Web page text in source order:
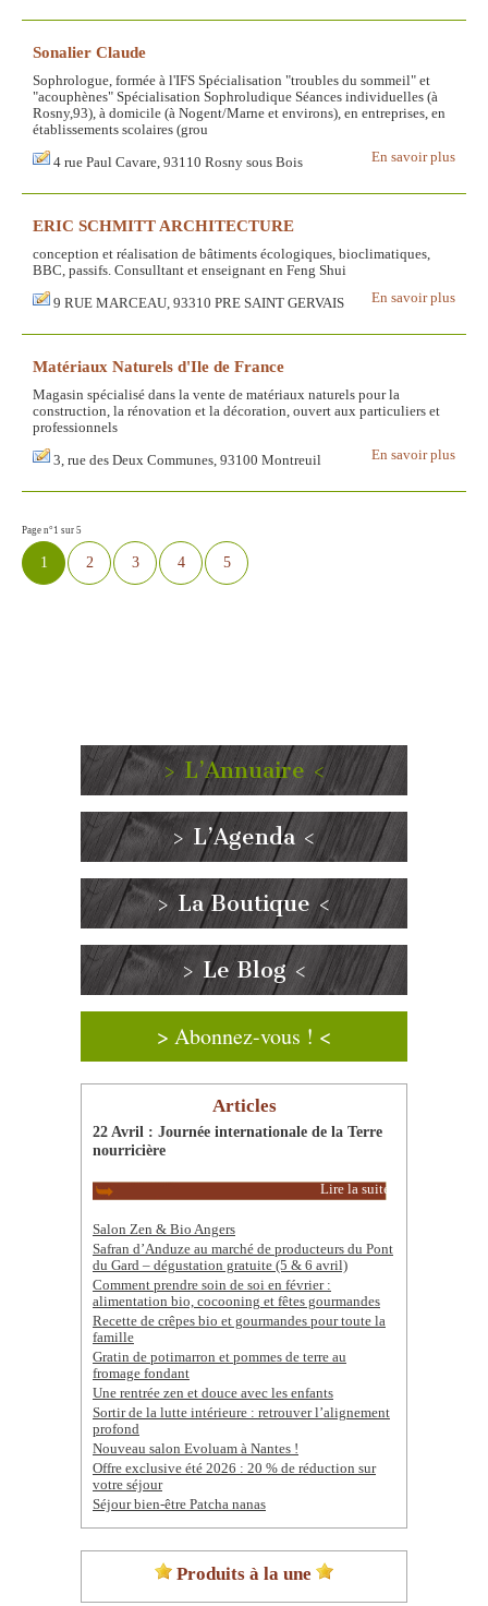
Sonalier Claude
Sophrologue, formée à l'IFS Spécialisation "troubles du sommeil" et
"acouphènes" Spécialisation Sophroludique Séances individuelles (à
Rosny,93), à domicile (à Nogent/Marne et environs), en entreprises, en
établissements scolaires (grou
En savoir plus
4 rue Paul Cavare, 93110 Rosny sous Bois
ERIC SCHMITT ARCHITECTURE
conception et réalisation de bâtiments écologiques, bioclimatiques,
BBC, passifs. Consulltant et enseignant en Feng Shui
En savoir plus
9 RUE MARCEAU, 93310 PRE SAINT GERVAIS
Matériaux Naturels d'Ile de France
Magasin spécialisé dans la vente de matériaux naturels pour la
construction, la rénovation et la décoration, ouvert aux particuliers et
professionnels
En savoir plus
3, rue des Deux Communes, 93100 Montreuil
Page n°1 sur 5
1 2 3 4 5
> L’Annuaire <
> L’Agenda <
> La Boutique <
> Le Blog <
> Abonnez-vous ! <
Articles
22 Avril : Journée internationale de la Terre
nourricière
Lire la suite
Salon Zen & Bio Angers
Safran d’Anduze au marché de producteurs du Pont
du Gard – dégustation gratuite (5 & 6 avril)
Comment prendre soin de soi en février :
alimentation bio, cocooning et fêtes gourmandes
Recette de crêpes bio et gourmandes pour toute la
famille
Gratin de potimarron et pommes de terre au
fromage fondant
Une rentrée zen et douce avec les enfants
Sortir de la lutte intérieure : retrouver l’alignement
profond
Nouveau salon Evoluam à Nantes !
Offre exclusive été 2026 : 20 % de réduction sur
votre séjour
Séjour bien-être Patcha nanas
Produits à la une